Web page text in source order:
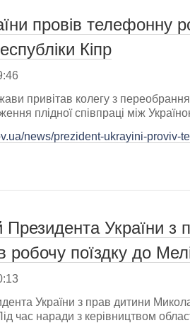
провів телефонну
Кіпр
привітав колегу з
плідної співпраці між
news/prezident-ukrayini-proviv-
України з
робочу поїздку до
України з прав дитини
час наради з керівництвом